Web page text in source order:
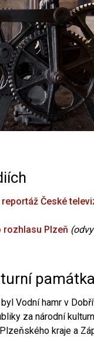
České
rozhlasu Plzeň
památka
Vodní hamr v
za národní
kraje a